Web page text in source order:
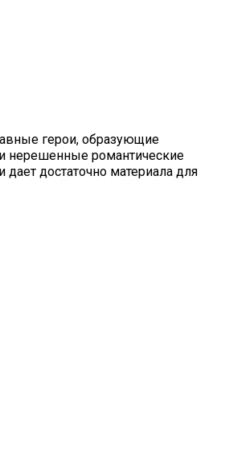
герои, образующие
нерешенные романтические
достаточно материала для